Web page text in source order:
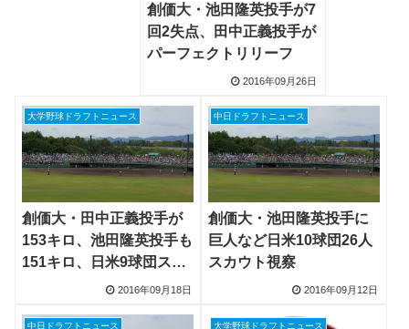
創価大・池田隆英投手が7
回2失点、田中正義投手が
パーフェクトリリーフ
2016年09月26日
大学野球ドラフトニュース
創価大・田中正義投手が
153キロ、池田隆英投手も
151キロ、日米9球団スカ
2016年09月18日
中日ドラフトニュース
創価大・池田隆英投手に
巨人など日米10球団26人
スカウト視察
2016年09月12日
中日ドラフトニュース 大学野球ドラフトニュース